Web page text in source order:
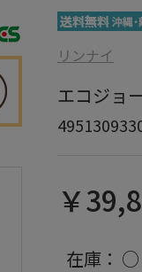
リンナイ
エコジョ
￥
在庫： ○